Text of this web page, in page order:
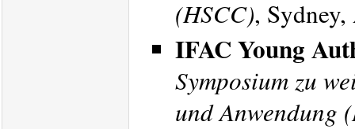
(HSCC),
IFAC Young
Symposium zu
und Anwendung